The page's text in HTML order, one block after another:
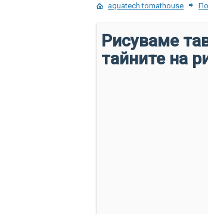
aquatech.tomathouse
Рисуваме
тайните на